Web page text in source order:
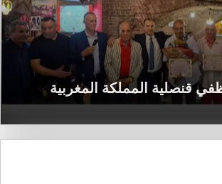
قنصلية المملكة المغربية